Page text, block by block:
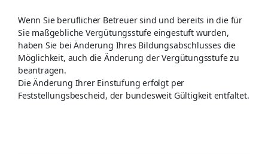
Wenn Sie beruflicher Betreuer sind und bereits in die für
Sie maßgebliche Vergütungsstufe eingestuft wurden,
haben Sie bei Änderung Ihres Bildungsabschlusses die
Möglichkeit, auch die Änderung der Vergütungsstufe zu
beantragen.
Die Änderung Ihrer Einstufung erfolgt per
Feststellungsbescheid, der bundesweit Gültigkeit entfaltet.